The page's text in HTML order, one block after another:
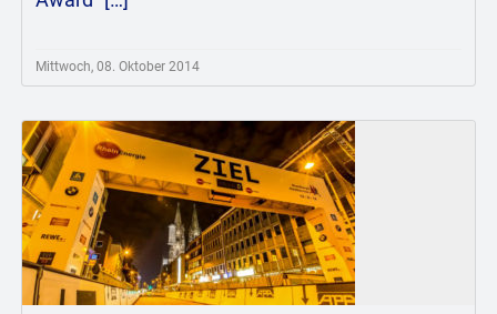
Mittwoch, 08. Oktober 2014